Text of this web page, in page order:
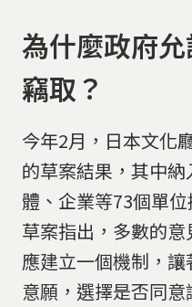
為什麼政府
竊取？
今年2月，日本文化
的草案結果，其中
體、企業等73個單
草案指出，多數的
應建立一個機制，
意願，選擇是否同